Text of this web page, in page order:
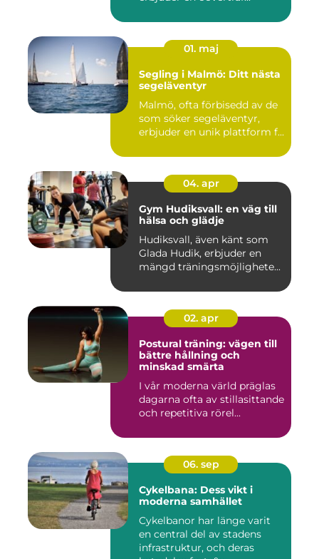
01. maj
Segling i Malmö: Ditt nästa
segeläventyr
Malmö, ofta förbisedd av de
som söker segeläventyr,
erbjuder en unik plattform f...
04. apr
Gym Hudiksvall: en väg till
hälsa och glädje
Hudiksvall, även känt som
Glada Hudik, erbjuder en
mängd träningsmöjlighete...
02. apr
Postural träning: vägen till
bättre hållning och
minskad smärta
I vår moderna värld präglas
dagarna ofta av stillasittande
och repetitiva rörel...
06. sep
Cykelbana: Dess vikt i
moderna samhället
Cykelbanor har länge varit
en central del av stadens
infrastruktur, och deras